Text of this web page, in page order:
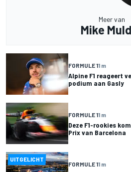
Meer van
Mike
FORMULE 11 m
Alpine F1 reageert
podium aan Gasly
FORMULE 11 m
Deze F1-rookies
Prix van Barcelona
UITGELICHT
FORMULE 11 m